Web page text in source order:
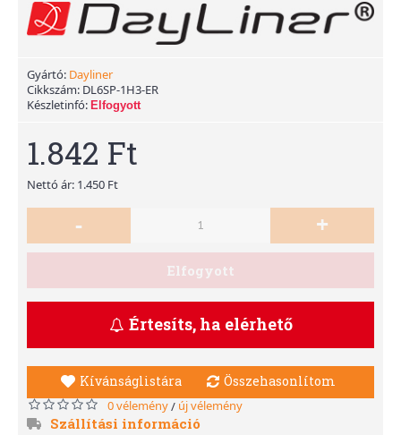
Gyártó: Dayliner
Cikkszám: DL6SP-1H3-ER
Készletinfó: Elfogyott
1.842 Ft
Nettó ár: 1.450 Ft
- +
Elfogyott
Értesíts, ha elérhető
Kívánságlistára Összehasonlítom
0 vélemény/ új vélemény
Szállítási információ